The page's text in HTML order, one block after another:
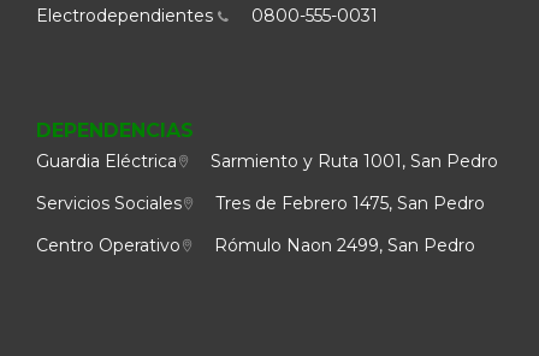
Electrodependientes
0800-555-0031
DEPENDENCIAS
Guardia Eléctrica
Sarmiento y Ruta 1001, San Pedro
Servicios Sociales
Tres de Febrero 1475, San Pedro
Centro Operativo
Rómulo Naon 2499, San Pedro